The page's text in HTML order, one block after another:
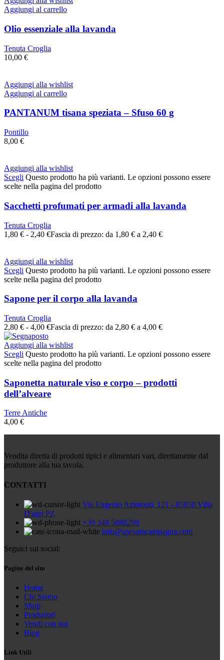
Aggiungi al carrello
Olio essenziale alla lavanda
Tenuta Croglia
10,00 €
Aggiungi alla wishlist
Aggiungi al carrello
PANTANUM tisana speziata – Sfuso 60 g
Pontillo
8,00 €
Aggiungi alla wishlist
Scegli Questo prodotto ha più varianti. Le opzioni possono essere
scelte nella pagina del prodotto
Sacchetti profumati per armadi alla lavanda
Tenuta Croglia
1,80 € - 2,40 €Fascia di prezzo: da 1,80 € a 2,40 €
Aggiungi alla wishlist
Scegli Questo prodotto ha più varianti. Le opzioni possono essere
scelte nella pagina del prodotto
Sapone per il corpo alla lavanda
Tenuta Croglia
2,80 € - 4,00 €Fascia di prezzo: da 2,80 € a 4,00 €
Aggiungi alla wishlist
Scegli Questo prodotto ha più varianti. Le opzioni possono essere
scelte nella pagina del prodotto
Saponetta naturale viso e corpo – prodotti
dell’alveare
Terre Antiche
4,00 €
Vendita diretta di prodotti tipici e alimentari vari, direttamente dal
produttore alla tua tavola.
CONTATTI
Via Eugenio Azimonti, 121 - 85050 Villa
D'agri PZ
+39 348 5888298
info@spesaincampagna.com
Seguici sui social:
Pagine del sito
Home
Chi Siamo
Shop
Produttori
Vendi con noi
Blog
Link Utili